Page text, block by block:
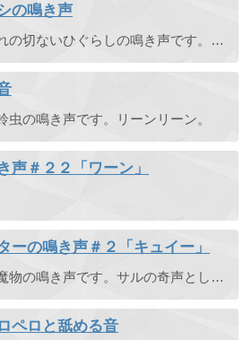
の鳴き声
晩夏を思わせる夕暮れの切ないひぐらしの鳴き声です。カナカナカナカナ。蝉の鳴き声。
虫の鳴き声です。リーンリーン。
声＃２２「ワーン」
ーの鳴き声＃２「キュイー」
猿の鳴き声のような魔物の鳴き声です。サルの奇声としても使えます。
ペロと舐める音